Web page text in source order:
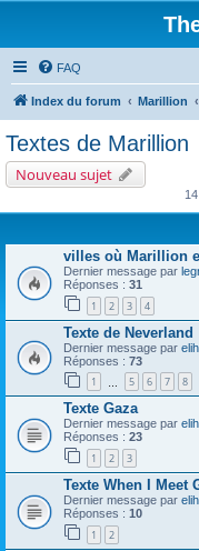
FAQ
Index du forum Marillion
Textes de Marillion
Nouveau sujet
villes où Marillion
Dernier message par
Réponses : 31
1 2 3 4
Texte de Neverland
Dernier message par
Réponses : 73
1 5 6 7 8
Texte Gaza
Dernier message par
Réponses : 23
1 2 3
Texte When I Meet
Dernier message par
Réponses : 10
1 2